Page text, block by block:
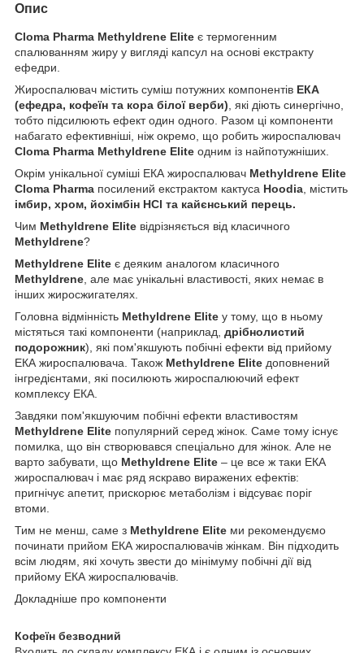
Опис
Cloma Pharma Methyldrene Elite є термогенним
спалюванням жиру у вигляді капсул на основі екстракту
ефедри.
Жироспалювач містить суміш потужних компонентів ЕКА
(ефедра, кофеїн та кора білої верби) , які діють синергічно,
тобто підсилюють ефект один одного. Разом ці компоненти
набагато ефективніші, ніж окремо, що робить жироспалювач
Cloma Pharma Methyldrene Elite одним із найпотужніших.
Окрім унікальної суміші ЕКА жироспалювач Methyldrene Elite
Cloma Pharma посилений екстрактом кактуса Hoodia , містить
імбир, хром, йохімбін HCl та кайєнський перець.
Чим Methyldrene Elite відрізняється від класичного
Methyldrene?
Methyldrene Elite є деяким аналогом класичного
Methyldrene , але має унікальні властивості, яких немає в
інших жиросжигателях.
Головна відмінність Methyldrene Elite у тому, що в ньому
містяться такі компоненти (наприклад, дрібнолистий
подорожник), які пом'якшують побічні ефекти від прийому
ЕКА жироспалювача. Також Methyldrene Elite доповнений
інгредієнтами, які посилюють жироспалюючий ефект
комплексу ЕКА.
Завдяки пом'якшуючим побічні ефекти властивостям
Methyldrene Elite популярний серед жінок. Саме тому існує
помилка, що він створювався спеціально для жінок. Але не
варто забувати, що Methyldrene Elite – це все ж таки ЕКА
жироспалювач і має ряд яскраво виражених ефектів:
пригнічує апетит, прискорює метаболізм і відсуває поріг
втоми.
Тим не менш, саме з Methyldrene Elite ми рекомендуємо
починати прийом ЕКА жироспалювачів жінкам. Він підходить
всім людям, які хочуть звести до мінімуму побічні дії від
прийому ЕКА жироспалювачів.
Докладніше про компоненти
Кофеїн безводний